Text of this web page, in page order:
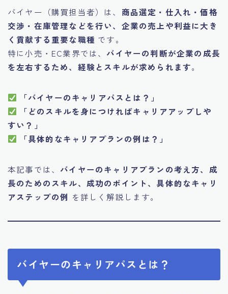
バイヤー（購買担当者）は、 商品選定・仕入れ・価格
交渉・在庫管理などを行い、企業の売上や利益に大き
く貢献する重要な職種 です。
特に小売・EC業界では、 バイヤーの判断が企業の成長
を左右するため、経験とスキルが求められます。
「バイヤーのキャリアパスとは？」
「どのスキルを身につければキャリアアップしや
すい？」
「具体的なキャリアプランの例は？」
本記事では、 バイヤーのキャリアプランの考え方、成
長のためのスキル、成功のポイント、具体的なキャリ
アステップの例 を詳しく解説します。
バイヤーのキャリアパスとは？